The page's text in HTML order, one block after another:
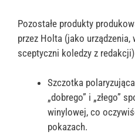
Pozostałe produkty
przez Holta (jako
sceptyczni koledzy z
Szczotka
„dobrego” i „złego”
winylowej, co
pokazach.